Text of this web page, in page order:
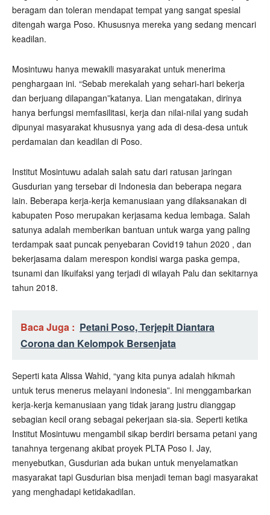
beragam dan toleran mendapat tempat yang sangat spesial
ditengah warga Poso. Khususnya mereka yang sedang mencari
keadilan.
Mosintuwu hanya mewakili masyarakat untuk menerima
penghargaan ini. “Sebab merekalah yang sehari-hari bekerja
dan berjuang dilapangan”katanya. Lian mengatakan, dirinya
hanya berfungsi memfasilitasi, kerja dan nilai-nilai yang sudah
dipunyai masyarakat khususnya yang ada di desa-desa untuk
perdamaian dan keadilan di Poso.
Institut Mosintuwu adalah salah satu dari ratusan jaringan
Gusdurian yang tersebar di Indonesia dan beberapa negara
lain. Beberapa kerja-kerja kemanusiaan yang dilaksanakan di
kabupaten Poso merupakan kerjasama kedua lembaga. Salah
satunya adalah memberikan bantuan untuk warga yang paling
terdampak saat puncak penyebaran Covid19 tahun 2020 , dan
bekerjasama dalam merespon kondisi warga paska gempa,
tsunami dan likuifaksi yang terjadi di wilayah Palu dan sekitarnya
tahun 2018.
Baca Juga : Petani Poso, Terjepit Diantara
Corona dan Kelompok Bersenjata
Seperti kata Alissa Wahid, “yang kita punya adalah hikmah
untuk terus menerus melayani indonesia”. Ini menggambarkan
kerja-kerja kemanusiaan yang tidak jarang justru dianggap
sebagian kecil orang sebagai pekerjaan sia-sia. Seperti ketika
Institut Mosintuwu mengambil sikap berdiri bersama petani yang
tanahnya tergenang akibat proyek PLTA Poso I. Jay,
menyebutkan, Gusdurian ada bukan untuk menyelamatkan
masyarakat tapi Gusdurian bisa menjadi teman bagi masyarakat
yang menghadapi ketidakadilan.